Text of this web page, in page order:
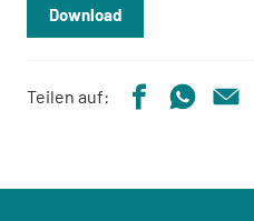
Download
Teilen auf: